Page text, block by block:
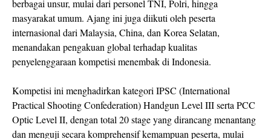
berbagai unsur, mulai dari personel TNI, Polri, hingga
masyarakat umum. Ajang ini juga diikuti oleh peserta
internasional dari Malaysia, China, dan Korea Selatan,
menandakan pengakuan global terhadap kualitas
penyelenggaraan kompetisi menembak di Indonesia.
Kompetisi ini menghadirkan kategori IPSC (International
Practical Shooting Confederation) Handgun Level III serta PCC
Optic Level II, dengan total 20 stage yang dirancang menantang
dan menguji secara komprehensif kemampuan peserta, mulai